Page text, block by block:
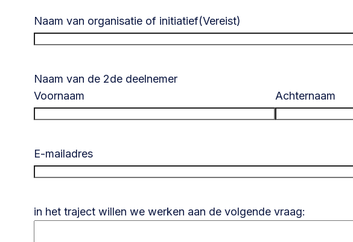
Naam van organisatie of initiatief(Vereist)
Naam van de 2de deelnemer
Voornaam
Achternaam
E-mailadres
in het traject willen we werken aan de volgende vraag: